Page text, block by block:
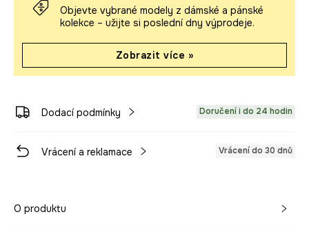
Objevte vybrané modely z dámské a pánské
kolekce – užijte si poslední dny výprodeje.
Zobrazit více »
Dodací podmínky Doručení i do 24 hodin
Vrácení a reklamace Vrácení do 30 dnů
O produktu